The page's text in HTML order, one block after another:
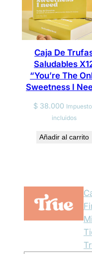
Caja De
Saludables
“You’re The
Sweetness I
$38.000
incluidos
Añadir al carrito